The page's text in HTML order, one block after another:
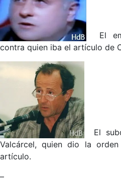
El
contra quien iba el artículo de
El
Valcárcel, quien dio la
artículo.
–